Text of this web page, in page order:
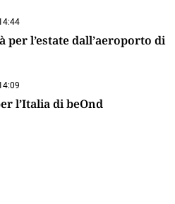
l’estate dall’aeroporto di
l’Italia di beOnd